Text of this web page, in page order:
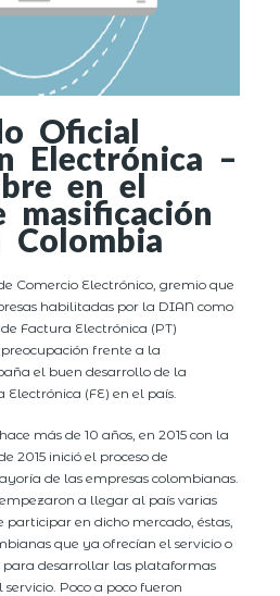
Oficial
Electrónica –
en el
masificación
Colombia
Comercio Electrónico, gremio que
habilitadas por la DIAN como
Factura Electrónica (PT)
frente a la
el buen desarrollo de la
(FE) en el país.
más de 10 años, en 2015 con la
2015 inició el proceso de
de las empresas colombianas.
a llegar al país varias
participar en dicho mercado, éstas,
que ya ofrecían el servicio o
para desarrollar las plataformas
Poco a poco fueron